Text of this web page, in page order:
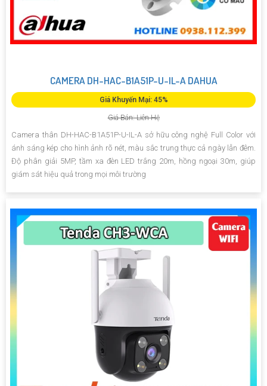
CAMERA DH-HAC-B1A51P-U-IL-A DAHUA
Giá Khuyến Mại: 45%
Giá Bán: Liên Hệ
Camera thân DH-HAC-B1A51P-U-IL-A sở hữu công nghệ Full Color với
ánh sáng kép cho hình ảnh rõ nét, màu sắc trung thực cả ngày lẫn đêm.
Độ phân giải 5MP, tầm xa đèn LED trắng 20m, hồng ngoại 30m, giúp
giám sát hiệu quả trong mọi môi trường